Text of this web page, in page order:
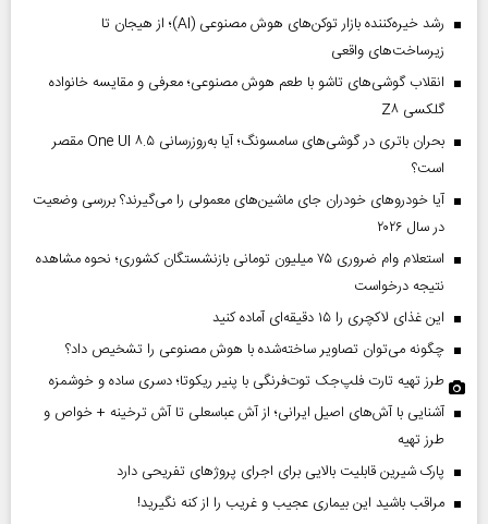
رشد خیره‌کننده بازار توکن‌های هوش مصنوعی (AI)؛ از هیجان تا
زیرساخت‌های واقعی
انقلاب گوشی‌های تاشو‌ با طعم هوش مصنوعی؛ معرفی و مقایسه خانواده
گلکسی Z۸
بحران باتری در گوشی‌های سامسونگ؛ آیا به‌روزرسانی One UI ۸.۵ مقصر
است؟
آیا خودروهای خودران جای ماشین‌های معمولی را می‌گیرند؟ بررسی وضعیت
در سال ۲۰۲۶
استعلام وام ضروری ۷۵ میلیون تومانی بازنشستگان کشوری؛ نحوه مشاهده
نتیجه درخواست
این غذای لاکچری را ۱۵ دقیقه‌ای آماده کنید
چگونه می‌توان تصاویر ساخته‌شده با هوش مصنوعی را تشخیص داد؟
طرز تهیه تارت فلپ‌جک توت‌فرنگی با پنیر ریکوتا؛ دسری ساده و خوشمزه
آشنایی با آش‌های اصیل ایرانی؛ از آش عباسعلی تا آش ترخینه + خواص و
طرز تهیه
پارک شیرین قابلیت‌ بالایی برای اجرای پروژهای تفریحی دارد
مراقب باشید این بیماری عجیب و غریب را از کنه نگیرید!